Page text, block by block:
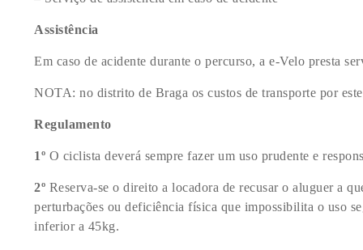
Assistência
Em caso de acidente durante o percurso, a e-Velo presta
NOTA: no distrito de Braga os custos de transporte por
Regulamento
1º O ciclista deverá sempre fazer um uso prudente e
2º Reserva-se o direito a locadora de recusar o aluguer a
perturbações ou deficiência física que impossibilita o uso
inferior a 45kg.